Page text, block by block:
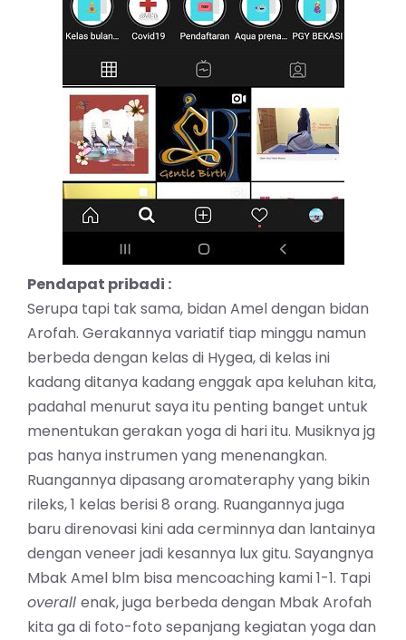
Pendapat pribadi :
Serupa tapi tak sama, bidan Amel dengan bidan
Arofah. Gerakannya variatif tiap minggu namun
berbeda dengan kelas di Hygea, di kelas ini
kadang ditanya kadang enggak apa keluhan kita,
padahal menurut saya itu penting banget untuk
menentukan gerakan yoga di hari itu. Musiknya jg
pas hanya instrumen yang menenangkan.
Ruangannya dipasang aromateraphy yang bikin
rileks, 1 kelas berisi 8 orang. Ruangannya juga
baru direnovasi kini ada cerminnya dan lantainya
dengan veneer jadi kesannya lux gitu. Sayangnya
Mbak Amel blm bisa mencoaching kami 1-1. Tapi
overall enak, juga berbeda dengan Mbak Arofah
kita ga di foto-foto sepanjang kegiatan yoga dan